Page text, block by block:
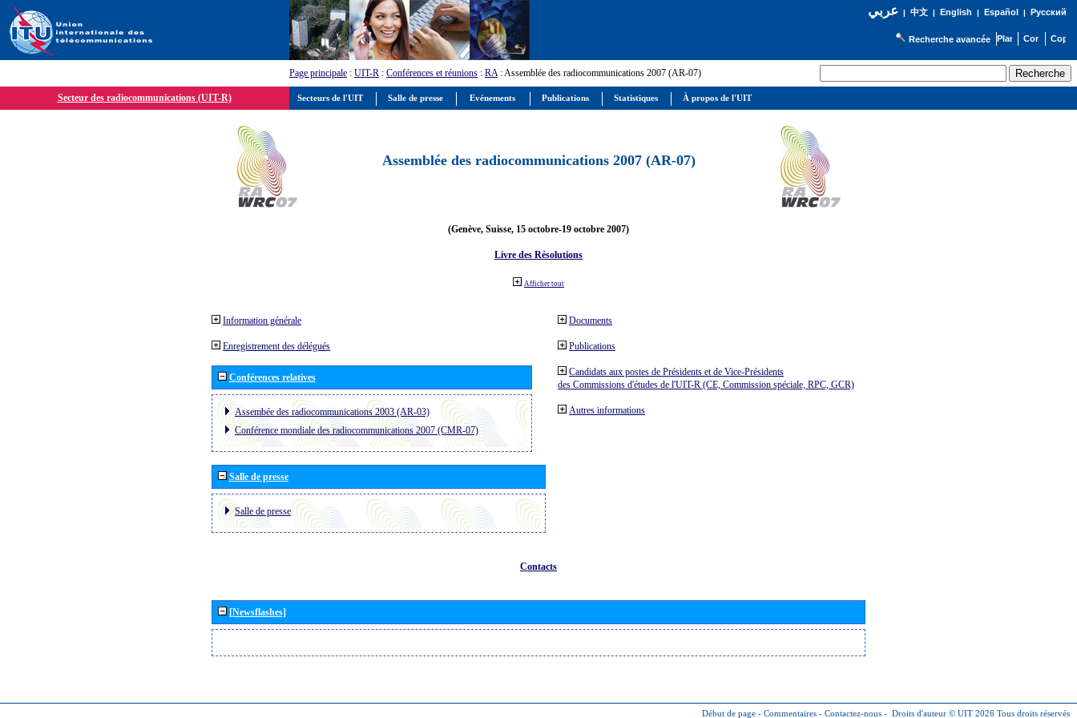
عربي| 中文| English | Español | Русский
Recherche avancée
Page principale : UIT-R : Conférences et réunions : RA: Assemblée des radiocommunications 2007 (AR-07)
Secteur des radiocommunications (UIT-R)
Assemblée des radiocommunications 2007 (AR-07)
(Genève, Suisse, 15 octobre-19 octobre 2007)
Livre des Résolutions
Afficher tout
Information générale
Enregistrement des délégués
Conférences relatives
Assembée des radiocommunications 2003 (AR-03)
Conférence mondiale des radiocommunications 2007 (CMR-07)
Salle de presse
Salle de presse
Documents
Publications
Candidats aux postes de Présidents et de Vice-Présidents
des Commissions d'études de l'UIT-R (CE, Commission spéciale, RPC, GCR)
Autres informations
Contacts
[Newsflashes]
Début de page - Commentaires - Contactez-nous - Droits d'auteur © UIT 2026 Tous droits réservés
Secteurs de l'UIT Salle de presse Evénements Publications Statistiques À propos de l'UIT